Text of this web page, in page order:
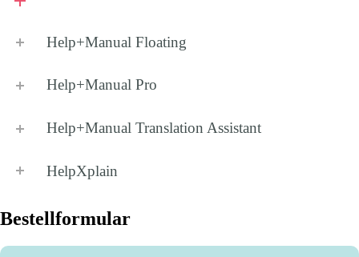
Help+Manual Floating
Help+ManualPro
Help+Manual Translation Assistant
HelpXplain
Bestellformular